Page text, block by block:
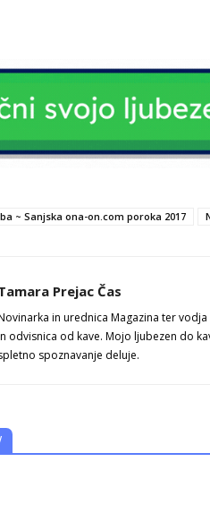
~ Sanjska ona-on.com poroka 2017
Prejac Čas
in urednica Magazina ter
odvisnica od kave. Mojo ljubezen do
spoznavanje deluje.